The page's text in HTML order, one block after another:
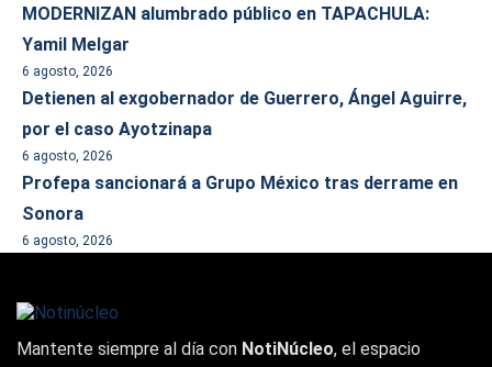
MODERNIZAN alumbrado público en TAPACHULA:
Yamil Melgar
6 agosto, 2026
Detienen al exgobernador de Guerrero, Ángel Aguirre,
por el caso Ayotzinapa
6 agosto, 2026
Profepa sancionará a Grupo México tras derrame en
Sonora
6 agosto, 2026
Mantente siempre al día con NotiNúcleo, el espacio